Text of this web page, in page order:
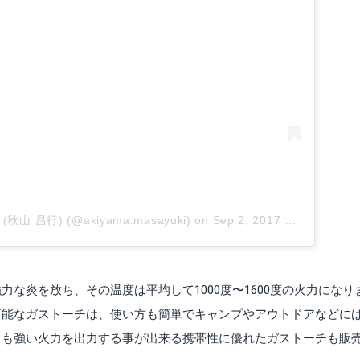
山 昌行) (@akiyama.masayuki) on Sep 2, 2017 at 9:34pm PDT
な炎を放ち、その温度は平均して1000度〜1600度の火力になり
なガストーチは、使い方も簡単でキャンプやアウトドアなどに
強い火力を出力する事が出来る携帯性に優れたガストーチも販